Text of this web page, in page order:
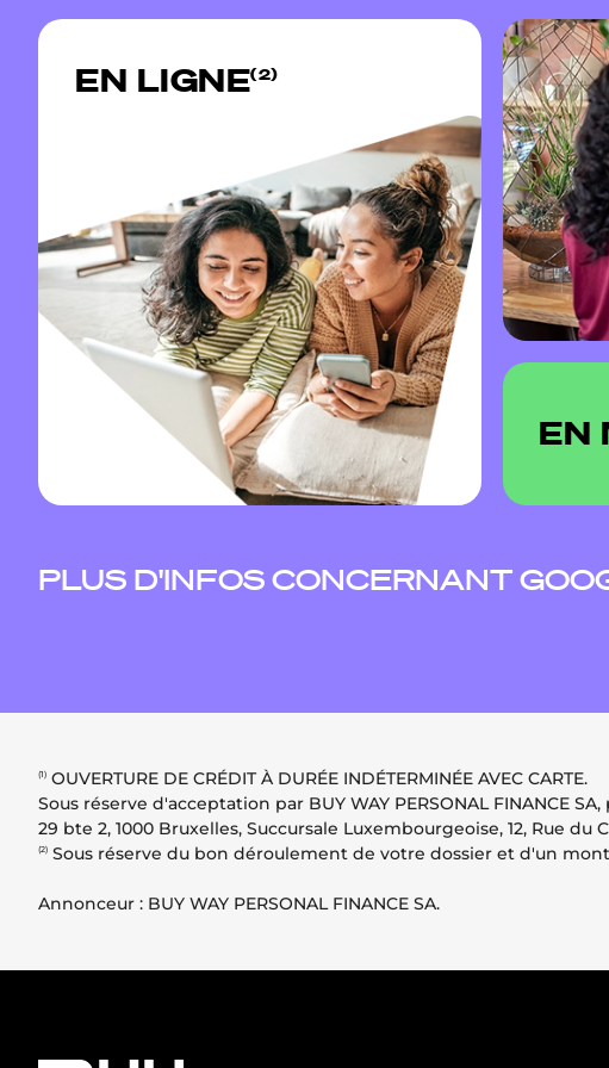
EN LIGNE(2)
EN
PLUS D'INFOS CONCERNANT
(1) OUVERTURE DE CRÉDIT À DURÉE INDÉTERMINÉE AVEC CARTE.
Sous réserve d'acceptation par BUY WAY PERSONAL FINANCE
29 bte 2, 1000 Bruxelles, Succursale Luxembourgeoise, 12, Rue du
(2) Sous réserve du bon déroulement de votre dossier et d'un
Annonceur : BUY WAY PERSONAL FINANCE SA.